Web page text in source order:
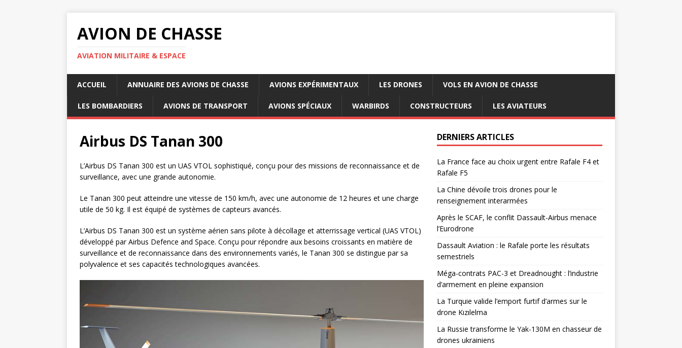
AVION DE CHASSE
AVIATION MILITAIRE & ESPACE
ACCUEIL ANNUAIRE DES AVIONS DE CHASSE AVIONS EXPÉRIMENTAUX LES DRONES VOLS EN AVION DE CHASSE
LES BOMBARDIERS AVIONS DE TRANSPORT AVIONS SPÉCIAUX WARBIRDS CONSTRUCTEURS LES AVIATEURS
Airbus DS Tanan 300
L’Airbus DS Tanan 300 est un UAS VTOL sophistiqué, conçu pour des missions de reconnaissance et de
surveillance, avec une grande autonomie.
Le Tanan 300 peut atteindre une vitesse de 150 km/h, avec une autonomie de 12 heures et une charge
utile de 50 kg. Il est équipé de systèmes de capteurs avancés.
L’Airbus DS Tanan 300 est un système aérien sans pilote à décollage et atterrissage vertical (UAS VTOL)
développé par Airbus Defence and Space. Conçu pour répondre aux besoins croissants en matière de
surveillance et de reconnaissance dans des environnements variés, le Tanan 300 se distingue par sa
polyvalence et ses capacités technologiques avancées.
DERNIERS ARTICLES
La France face au choix urgent entre Rafale F4 et
Rafale F5
La Chine dévoile trois drones pour le
renseignement interarmées
Après le SCAF, le conflit Dassault-Airbus menace
l’Eurodrone
Dassault Aviation : le Rafale porte les résultats
semestriels
Méga-contrats PAC-3 et Dreadnought : l’industrie
d’armement en pleine expansion
La Turquie valide l’emport furtif d’armes sur le
drone Kızılelma
La Russie transforme le Yak-130M en chasseur de
drones ukrainiens